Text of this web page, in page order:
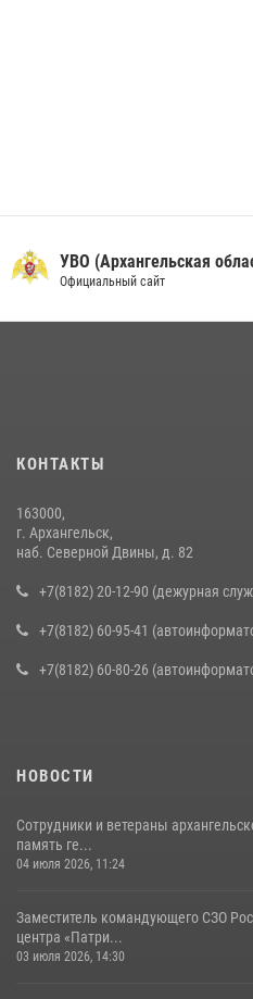
УВО (Архангельская
Официальный сайт
КОНТАКТЫ
163000,
г. Архангельск,
наб. Северной Двины, д. 82
+7(8182) 20-12-90 (дежурная
+7(8182) 60-95-41
+7(8182) 60-80-26
НОВОСТИ
Сотрудники и ветераны
память ге...
04 июля 2026, 11:24
Заместитель командующего СЗО
центра «Патри...
03 июля 2026, 14:30